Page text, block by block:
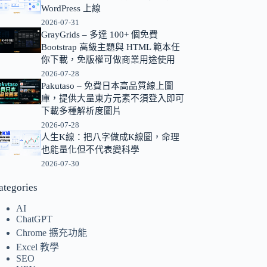
WordPress 上線
2026-07-31
GrayGrids – 多達 100+ 個免費
Bootstrap 高級主題與 HTML 範本任
你下載，免版權可做商業用途使用
2026-07-28
Pakutaso – 免費日本高品質線上圖
庫，提供大量東方元素不須登入即可
下載多種解析度圖片
2026-07-28
人生K線：把八字做成K線圖，命理
也能量化但不代表變科學
2026-07-30
AI
ChatGPT
Chrome 擴充功能
Excel 教學
SEO